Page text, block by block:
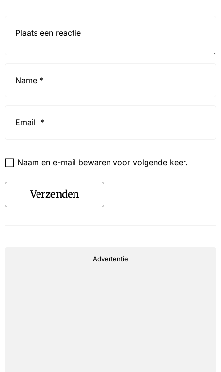
Naam en e-mail bewaren voor volgende keer.
Verzenden
Advertentie